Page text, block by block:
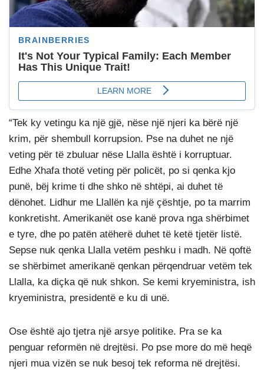
“Tek ky vetingu ka një gjë, nëse një njeri ka bërë një
krim, për shembull korrupsion. Pse na duhet ne një
veting për të zbuluar nëse Llalla është i korruptuar.
Edhe Xhafa thotë veting për policët, po si qenka kjo
punë, bëj krime ti dhe shko në shtëpi, ai duhet të
dënohet. Lidhur me Llallën ka një çështje, po ta marrim
konkretisht. Amerikanët ose kanë prova nga shërbimet
e tyre, dhe po patën atëherë duhet të ketë tjetër listë.
Sepse nuk qenka Llalla vetëm peshku i madh. Në qoftë
se shërbimet amerikanë qenkan përqendruar vetëm tek
Llalla, ka diçka që nuk shkon. Se kemi kryeministra, ish
kryeministra, presidentë e ku di unë.
Ose është ajo tjetra një arsye politike. Pra se ka
penguar reformën në drejtësi. Po pse more do më heqë
njeri mua vizën se nuk besoj tek reforma në drejtësi.